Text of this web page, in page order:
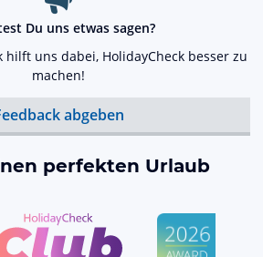
Du uns etwas sagen?
hilft uns dabei, HolidayCheck besser zu
machen!
abgeben
perfekten Urlaub